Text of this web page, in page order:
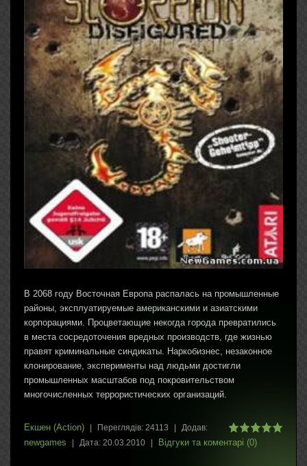
В 2068 году Восточная Европа распалась на промышленные
районы, эксплуатируемые американскими и азиатскими
корпорациями. Процветающие некогда города превратились
в места сосредоточения вредных производств, где жизнью
правят криминальные синдикаты. Наркобизнес, незаконное
клонирование, эксперименты над людьми достигли
промышленных масштабов под покровительством
многочисленных террористических организаций.
Екшен (Action) | Переглядів: 24113 | Додав:
newgames | Дата: 20.03.2010 | Відгуки та коментарі (0)